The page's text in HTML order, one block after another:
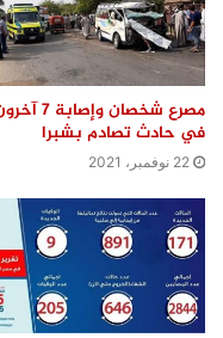
مصرع شخصان وإصابة 7
في حادث تصادم بشبرا
22 نوفمبر، 2021